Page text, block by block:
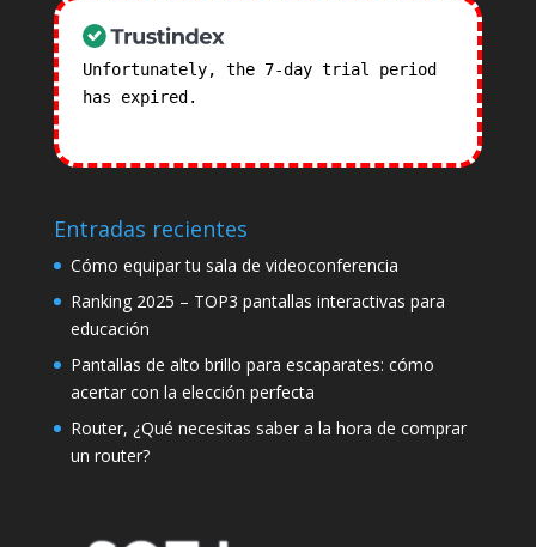
Unfortunately, the 7-day trial period
has expired.
Entradas recientes
Cómo equipar tu sala de videoconferencia
Ranking 2025 – TOP3 pantallas interactivas para
educación
Pantallas de alto brillo para escaparates: cómo
acertar con la elección perfecta
Router, ¿Qué necesitas saber a la hora de comprar
un router?